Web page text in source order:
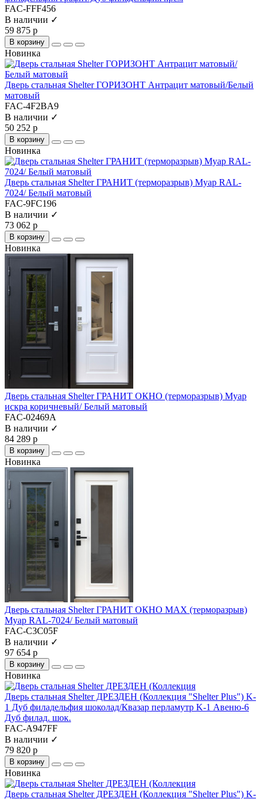
FAC-FFF456
В наличии ✓
59 875 р
В корзину
Новинка
Дверь стальная Shelter ГОРИЗОНТ Антрацит матовый/Белый
матовый
FAC-4F2BA9
В наличии ✓
50 252 р
В корзину
Новинка
Дверь стальная Shelter ГРАНИТ (терморазрыв) Муар RAL-
7024/ Белый матовый
FAC-9FC196
В наличии ✓
73 062 р
В корзину
Новинка
Дверь стальная Shelter ГРАНИТ ОКНО (терморазрыв) Муар
искра коричневый/ Белый матовый
FAC-02469A
В наличии ✓
84 289 р
В корзину
Новинка
Дверь стальная Shelter ГРАНИТ ОКНО MAX (терморазрыв)
Муар RAL-7024/ Белый матовый
FAC-C3C05F
В наличии ✓
97 654 р
В корзину
Новинка
Дверь стальная Shelter ДРЕЗДЕН (Коллекция "Shelter Plus") K-
1 Дуб филадельфия шоколад/Квазар перламутр K-1 Авеню-6
Дуб филад. шок.
FAC-A947FF
В наличии ✓
79 820 р
В корзину
Новинка
Дверь стальная Shelter ДРЕЗДЕН (Коллекция "Shelter Plus") K-